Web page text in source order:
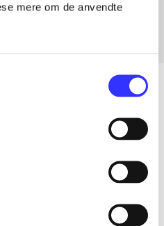
mere om de anvendte